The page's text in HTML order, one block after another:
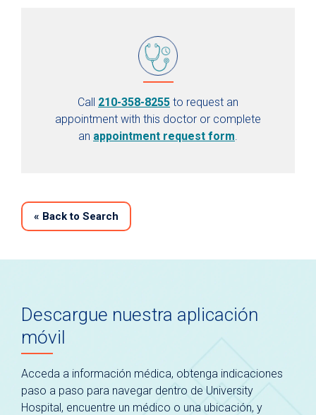
Call 210-358-8255 to request an
appointment with this doctor or complete
an appointment request form.
« Back to Search
Descargue nuestra aplicación
móvil
Acceda a información médica, obtenga indicaciones
paso a paso para navegar dentro de University
Hospital, encuentre un médico o una ubicación, y